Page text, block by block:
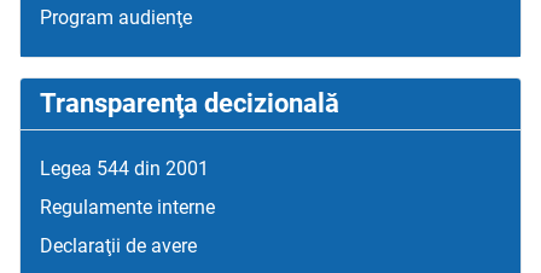
Program audienţe
Transparenţa decizională
Legea 544 din 2001
Regulamente interne
Declaraţii de avere